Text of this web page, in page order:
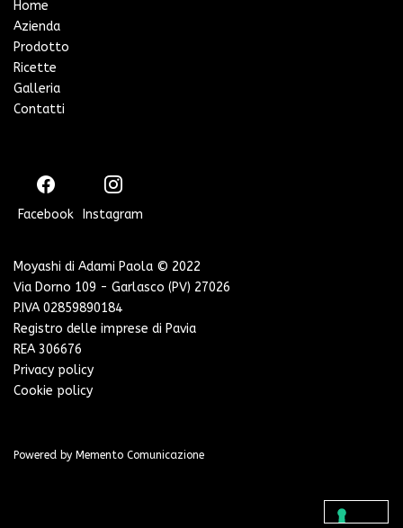
Home
Azienda
Prodotto
Ricette
Galleria
Contatti
Facebook Instagram
Moyashi di Adami Paola © 2022
Via Dorno 109 - Garlasco (PV) 27026
P.IVA 02859890184
Registro delle imprese di Pavia
REA 306676
Privacy policy
Cookie policy
Powered by Memento Comunicazione